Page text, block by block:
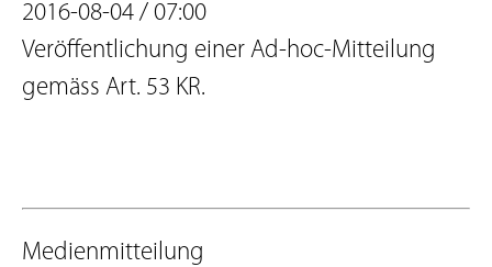
n
2016-08-04 / 07:00
Veröffentlichung einer Ad-hoc-Mitteilung
gemäss Art. 53 KR.
Medienmitteilung